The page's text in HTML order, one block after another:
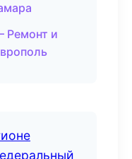
Ремонт и